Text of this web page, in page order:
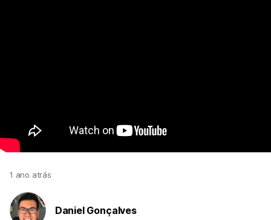
1 ano atrás
Daniel Gonçalves